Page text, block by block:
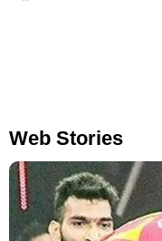
Web Stories